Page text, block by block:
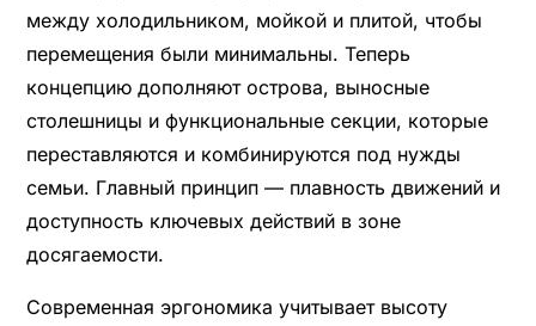
между холодильником, мойкой и плитой, чтобы
перемещения были минимальны. Теперь
концепцию дополняют острова, выносные
столешницы и функциональные секции, которые
переставляются и комбинируются под нужды
семьи. Главный принцип — плавность движений и
доступность ключевых действий в зоне
досягаемости.
Современная эргономика учитывает высоту